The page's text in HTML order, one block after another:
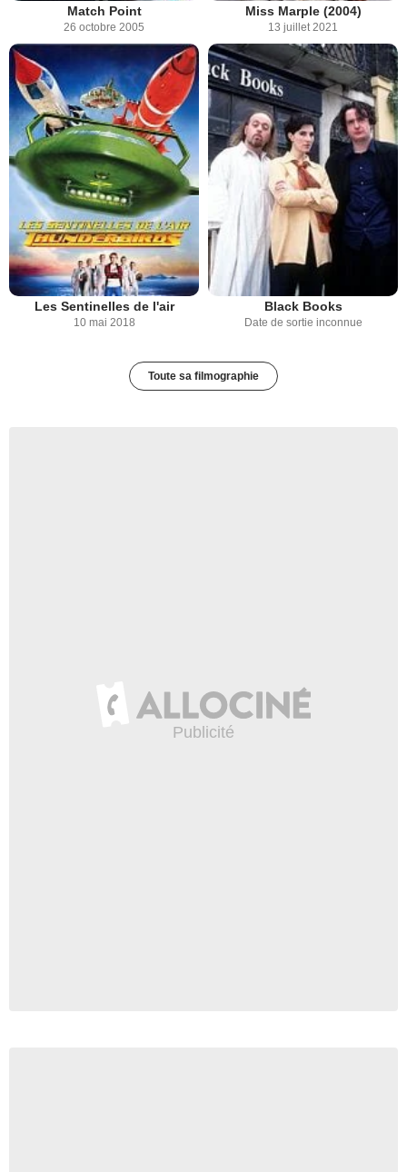
Match Point
26 octobre 2005
Miss Marple (2004)
13 juillet 2021
Les Sentinelles de l'air
10 mai 2018
Black Books
Date de sortie inconnue
Toute sa filmographie